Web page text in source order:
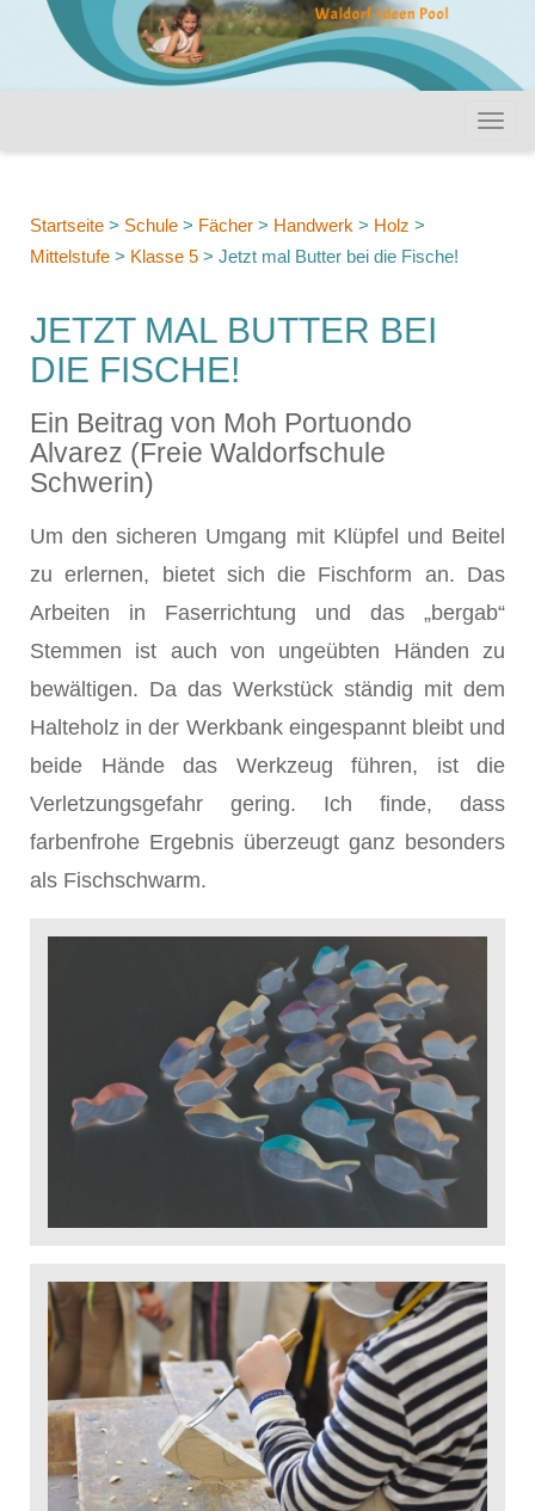
Startseite > Schule > Fächer > Handwerk > Holz >
Mittelstufe > Klasse 5 > Jetzt mal Butter bei die Fische!
JETZT MAL BUTTER BEI
DIE FISCHE!
Ein Beitrag von Moh Portuondo
Alvarez (Freie Waldorfschule
Schwerin)
Um den sicheren Umgang mit Klüpfel und Beitel
zu erlernen, bietet sich die Fischform an. Das
Arbeiten in Faserrichtung und das „bergab“
Stemmen ist auch von ungeübten Händen zu
bewältigen. Da das Werkstück ständig mit dem
Halteholz in der Werkbank eingespannt bleibt und
beide Hände das Werkzeug führen, ist die
Verletzungsgefahr gering. Ich finde, dass
farbenfrohe Ergebnis überzeugt ganz besonders
als Fischschwarm.